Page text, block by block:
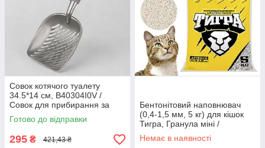
Совок котячого туалету
34.5*14 см, B40304I0V /
Совок для прибирання за
тваринами / Лопатка для
наповнювача
Готово до відправки
295 ₴ 421,43 ₴
Бентонітовий наповнювач
(0,4-1,5 мм, 5 кг) для кішок
Тигра, Гранула міні /
Наповнювач, що утворює
грудочки без запаху
Немає в наявності